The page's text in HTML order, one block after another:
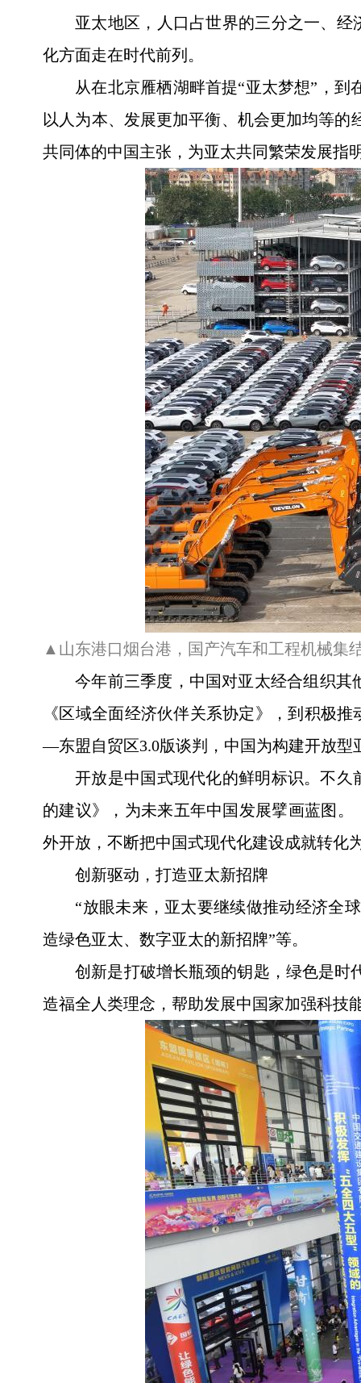
亚太地区，人口占世界的三分之一、
化方面走在时代前列。
从在北京雁栖湖畔首提“亚太梦想”，
以人为本、发展更加平衡、机会更加均等
共同体的中国主张，为亚太共同繁荣发展指
▲山东港口烟台港，国产汽车和工程机械集
今年前三季度，中国对亚太经合组织其
《区域全面经济伙伴关系协定》，到积极
—东盟自贸区3.0版谈判，中国为构建开放型
开放是中国式现代化的鲜明标识。不
的建议》，为未来五年中国发展擘画蓝图
外开放，不断把中国式现代化建设成就转化
创新驱动，打造亚太新招牌
“放眼未来，亚太要继续做推动经济全
造绿色亚太、数字亚太的新招牌”等。
创新是打破增长瓶颈的钥匙，绿色是时
造福全人类理念，帮助发展中国家加强科技